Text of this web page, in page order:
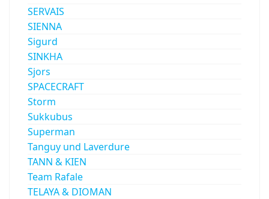
SERVAIS
SIENNA
Sigurd
SINKHA
Sjors
SPACECRAFT
Storm
Sukkubus
Superman
Tanguy und Laverdure
TANN & KIEN
Team Rafale
TELAYA & DIOMAN